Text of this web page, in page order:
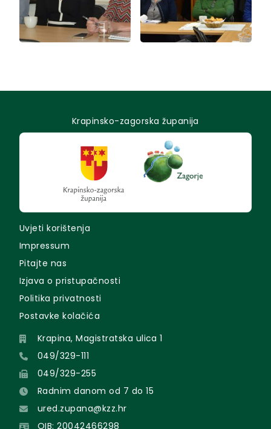
Krapinsko-zagorska županija
Uvjeti korištenja
Impressum
Pitajte nas
Izjava o pristupačnosti
Politika privatnosti
Postavke kolačića
Krapina, Magistratska ulica 1
049/329-111
049/329-255
Radnim danom od 7 do 15
ured.zupana@kzz.hr
OIB: 20042466298